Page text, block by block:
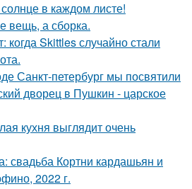
в каждом листе!
вещь, а сборка.
Skittles случайно стали
Санкт-петербург мы посвятили
дворец в Пушкин - царское
кухня выглядит очень
свадьба Кортни кардашьян и
2022 г.